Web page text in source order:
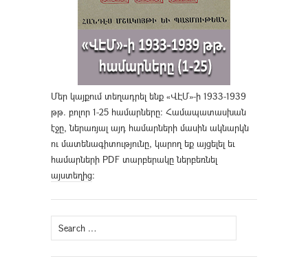
Մեր կայքում տեղադրել ենք «ՎԷՄ»-ի 1933-1939
թթ. բոլոր 1-25 համարները։ Համապատասխան
էջը, ներառյալ այդ համարների մասին ակնարկն
ու մատենագիտությունը, կարող եք այցելել եւ
համարների PDF տարբերակը ներբեռնել
այստեղից։
Search
for: